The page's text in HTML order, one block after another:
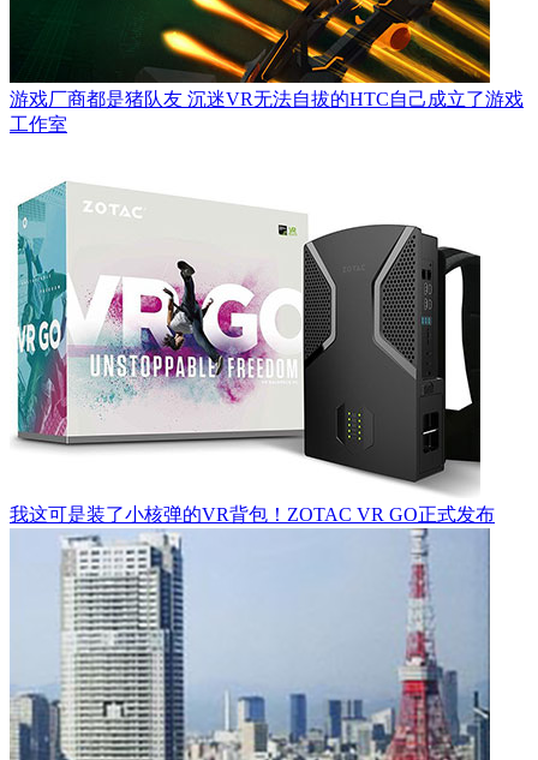
游戏厂商都是猪队友 沉迷VR无法自拔的HTC自己成立了游戏
工作室
我这可是装了小核弹的VR背包！ZOTAC VR GO正式发布